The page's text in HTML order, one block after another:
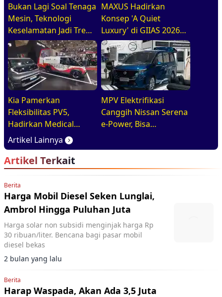
Bukan Lagi Soal Tenaga
Mesin, Teknologi
Keselamatan Jadi Tren
Baru di GIIAS 2026
MAXUS Hadirkan
Konsep 'A Quiet
Luxury' di GIIAS 2026
melalui Jajaran
Premium Electric MPV
Kia Pamerkan
Fleksibilitas PV5,
Hadirkan Medical
Purpose Vehicle di
GIIAS 2026
MPV Elektrifikasi
Canggih Nissan Serena
e-Power, Bisa
Kebutuhan Harian
Artikel Lainnya
Artikel Terkait
Berita
Harga Mobil Diesel Seken Lunglai,
Ambrol Hingga Puluhan Juta
Harga solar non subsidi menginjak harga Rp
30 ribuan/liter. Bencana bagi pasar mobil
diesel bekas
2 bulan yang lalu
Berita
Harap Waspada, Akan Ada 3,5 Juta